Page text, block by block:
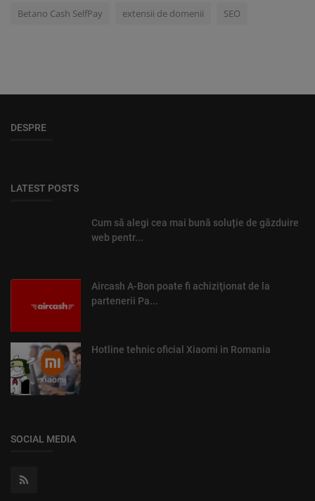
Betano Cash SelfPay extensii de domenii SEO
DESPRE
LATEST POSTS
Cum să alegi cea mai bună soluție de găzduire
web pentr...
Aircash A-Bon poate fi achiziţionat de la
partenerii Pa...
Hotline tehnic oficial Xiaomi in Romania
SOCIAL MEDIA